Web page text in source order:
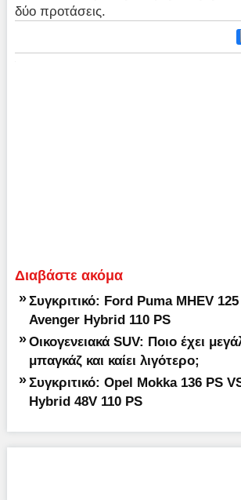
δύο προτάσεις.
Διαβάστε ακόμα
» Συγκριτικό: Ford Puma MHEV
Avenger Hybrid 110 PS
» Οικογενειακά SUV: Ποιο έχει
μπαγκάζ και καίει λιγότερο;
» Συγκριτικό: Opel Mokka 136 PS
Hybrid 48V 110 PS